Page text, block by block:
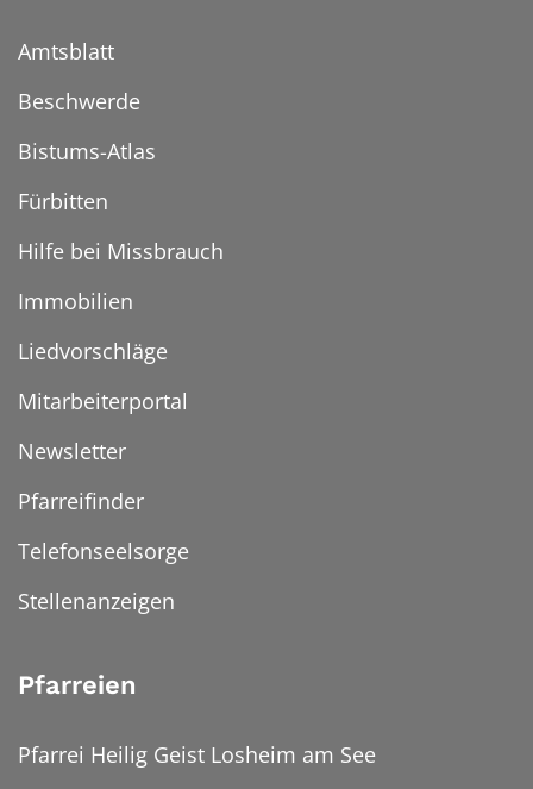
Amtsblatt
Beschwerde
Bistums-Atlas
Fürbitten
Hilfe bei Missbrauch
Immobilien
Liedvorschläge
Mitarbeiterportal
Newsletter
Pfarreifinder
Telefonseelsorge
Stellenanzeigen
Pfarreien
Pfarrei Heilig Geist Losheim am See